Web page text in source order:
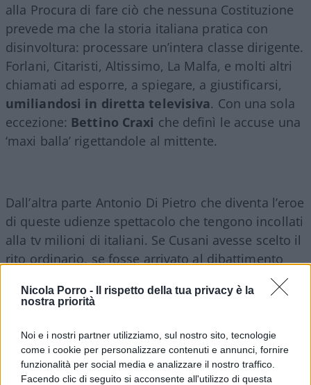
Nicola Porro -
Il rispetto della tua privacy è la
nostra priorità
Noi e i nostri partner utilizziamo, sul nostro sito, tecnologie
come i cookie per personalizzare contenuti e annunci, fornire
funzionalità per social media e analizzare il nostro traffico.
Facendo clic di seguito si acconsente all'utilizzo di questa
alla Procura di fare ciò che nessuna Costituzione
prevede ma che la storia italiana pratica con
disinvoltura: processare un’intera classe dirigente.
Forlani, Citaristi, Altissimo, La Malfa, e molti altri
chiamati ad esporre, a spiegare, a giustificarsi,
umiliandosi in diretta televisiva. Con una sola
eccezione: Bettino Craxi che definì le accuse una
‘maxi balla’ rigettandole al mittente.
Dall’altra parte Antonio Di Pietro che diventa l’eroe
di queste udienze spettacolo che tengono incollati
alla tv milioni di italiani. Se Cusani avesse scelto il
rito ordinario, se fosse arrivato al dibattimento
insieme agli altri indagati, la messinscena sarebbe
stata impossibile. Sarebbe stato un processo vero.
Il paradosso è feroce: a essere difesa male non fu
soltanto la posizione di Cusani. Fu la Prima
Repubblica.